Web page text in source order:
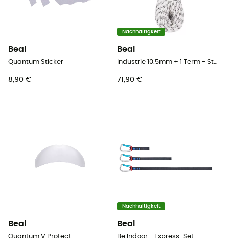
Beal
Quantum Sticker
8,90 €
Nachhaltigkeit
Beal
Industrie 10.5mm + 1 Term - Statikseil
71,90 €
Beal
Quantum V Protect
Nachhaltigkeit
Beal
Be Indoor - Express-Set